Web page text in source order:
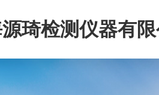
琦检测仪器有